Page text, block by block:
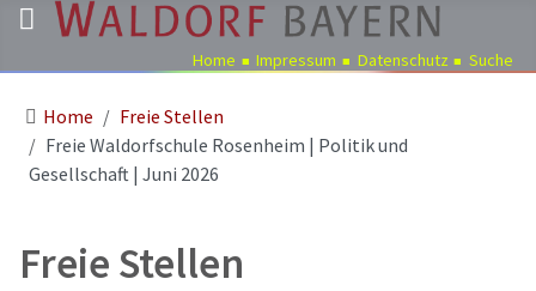
Pädagogik
Über
Schulen
Home Impressum Datenschutz Suche
Home
Freie Stellen
Freie Waldorfschule Rosenheim | Politik und
Gesellschaft | Juni 2026
Freie Stellen